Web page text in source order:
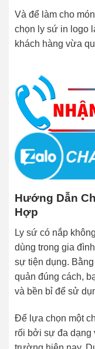
Và để làm cho
chọn ly sứ in logo
khách hàng vừa
Hướng Dẫn
Hợp
Ly sứ có nắp
dùng trong gia
sự tiện dụng.
quản đúng cách,
và bền bỉ để sử
Để lựa chọn một
rối bởi sự đa dạng